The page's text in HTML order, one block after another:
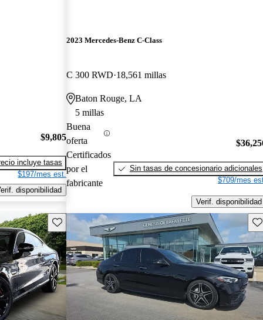
$9,805
incluye tasas
$197/mes est.
disponibilidad
2023 Mercedes-Benz C-Class
C 300 RWD 18,561 millas
Baton Rouge, LA
5 millas
Buena
oferta
Certificados
por el
fabricante
Sin tasas de concesionario adicionales
$709/mes
Verif. disponibilidad
Guarda este Aviso